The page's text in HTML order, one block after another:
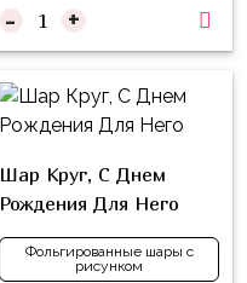
- +
Шар Круг, С Днем
Рождения Для Него
Фольгированные шары с
рисунком